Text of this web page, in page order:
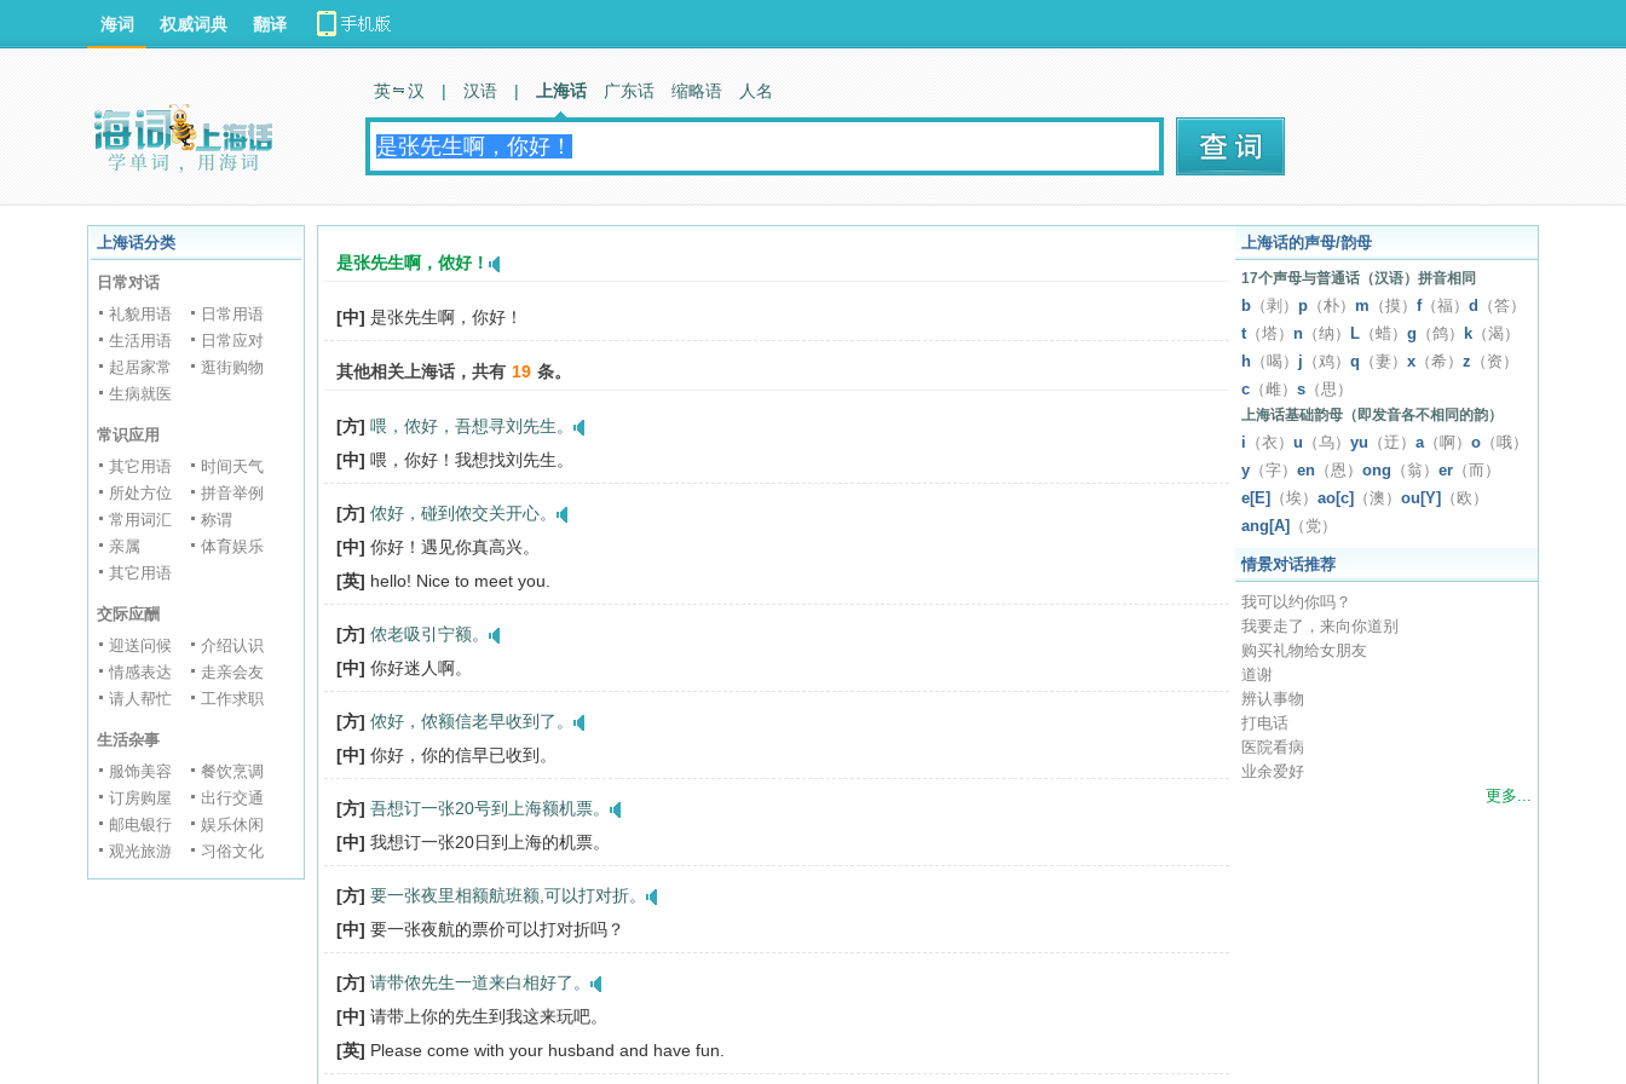
海词 权威词典 翻译
英 汉 | 汉语 | 上海话 广东话 缩略语 人名
上海话分类
日常对话
礼貌用语
日常用语
生活用语
日常应对
起居家常
逛街购物
生病就医
常识应用
其它用语
时间天气
所处方位
拼音举例
常用词汇
称谓
亲属
体育娱乐
其它用语
交际应酬
迎送问候
介绍认识
情感表达
走亲会友
请人帮忙
工作求职
生活杂事
服饰美容
餐饮烹调
订房购屋
出行交通
邮电银行
娱乐休闲
观光旅游
习俗文化
是张先生啊，侬好！
[中] 是张先生啊，你好！
其他相关上海话，共有 19 条。
[方] 喂，侬好，吾想寻刘先生。
[中] 喂，你好！我想找刘先生。
[方] 侬好，碰到侬交关开心。
[中] 你好！遇见你真高兴。
[英] hello! Nice to meet you.
[方] 侬老吸引宁额。
[中] 你好迷人啊。
[方] 侬好，侬额信老早收到了。
[中] 你好，你的信早已收到。
[方] 吾想订一张20号到上海额机票。
[中] 我想订一张20日到上海的机票。
[方] 要一张夜里相额航班额,可以打对折。
[中] 要一张夜航的票价可以打对折吗？
[方] 请带侬先生一道来白相好了。
[中] 请带上你的先生到我这来玩吧。
[英] Please come with your husband and have fun.
上海话的声母/韵母
17个声母与普通话（汉语）拼音相同
b （剥） p （朴） m （摸） f（福） d
（答）
t（塔） n （纳） L （蜡） g （鸽） k （渴）
h （喝） j （鸡） q （妻） x （希） z （资）
c （雌） s （思）
上海话基础韵母（即发音各不相同的韵）
i （衣） u （乌） yu （迂） a（啊） o （哦）
y （字） en （恩） ong （翁） er （而）
e[E]
（埃） ao[c] （澳） ou[Y]
（欧）
ang[A]
（党）
情景对话推荐
我可以约你吗？
我要走了，来向你道别
购买礼物给女朋友
道谢
辨认事物
打电话
医院看病
业余爱好
更多...